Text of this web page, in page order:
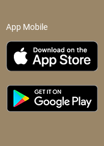
App Mobile